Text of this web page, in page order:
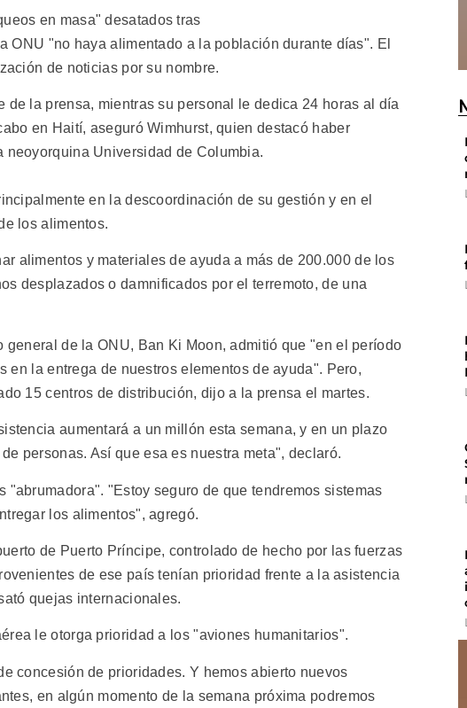
en masa" desatados tras
ONU "no haya alimentado a la población durante días". El
de noticias por su nombre.
la prensa, mientras su personal le dedica 24 horas al día
en Haití, aseguró Wimhurst, quien destacó haber
Universidad de Columbia.
en la descoordinación de su gestión y en el
los alimentos.
alimentos y materiales de ayuda a más de 200.000 de los
desplazados o damnificados por el terremoto, de una
de la ONU, Ban Ki Moon, admitió que "en el período
la entrega de nuestros elementos de ayuda". Pero,
15 centros de distribución, dijo a la prensa el martes.
aumentará a un millón esta semana, y en un plazo
personas. Así que esa es nuestra meta", declaró.
"Estoy seguro de que tendremos sistemas
los alimentos", agregó.
de Puerto Príncipe, controlado de hecho por las fuerzas
de ese país tenían prioridad frente a la asistencia
quejas internacionales.
le otorga prioridad a los "aviones humanitarios".
concesión de prioridades. Y hemos abierto nuevos
en algún momento de la semana próxima podremos